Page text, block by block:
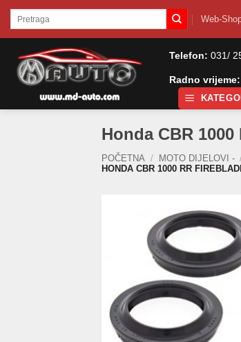
SkipPretraži: Web-
Telefon: 031/
Radno vrijeme:
Honda CBR 1000
POČETNA / MOTO DIJELOVI -
HONDA CBR 1000 RR